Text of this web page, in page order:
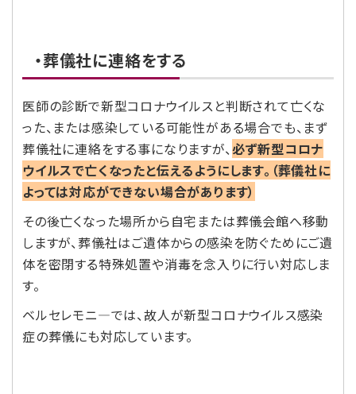
・葬儀社に連絡をする
医師の診断で新型コロナウイルスと判断されて亡くな
った、または感染している可能性がある場合でも、まず
葬儀社に連絡をする事になりますが、必ず新型コロナ
ウイルスで亡くなったと伝えるようにします。（葬儀社に
よっては対応ができない場合があります）
その後亡くなった場所から自宅または葬儀会館へ移動
しますが、葬儀社はご遺体からの感染を防ぐためにご遺
体を密閉する特殊処置や消毒を念入りに行い対応しま
す。
ベルセレモニ―では、故人が新型コロナウイルス感染
症の葬儀にも対応しています。